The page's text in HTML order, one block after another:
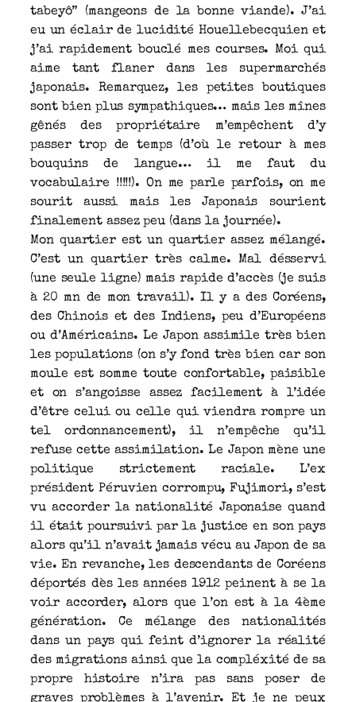
tabeyô” (mangeons de la bonne viande). J’ai
eu un éclair de lucidité Houellebecquien et
j’ai rapidement bouclé mes courses. Moi qui
aime tant flaner dans les supermarchés
japonais. Remarquez, les petites boutiques
sont bien plus sympathiques… mais les mînes
gênés des propriétaire m’empêchent d’y
passer trop de temps (d’où le retour à mes
bouquins de langue… il me faut du
vocabulaire !!!!!). On me parle parfois, on me
sourit aussi mais les Japonais sourient
finalement assez peu (dans la journée).
Mon quartier est un quartier assez mélangé.
C’est un quartier très calme. Mal désservi
(une seule ligne) mais rapide d’accès (je suis
à 20 mn de mon travail). Il y a des Coréens,
des Chinois et des Indiens, peu d’Européens
ou d’Américains. Le Japon assimile très bien
les populations (on s’y fond très bien car son
moule est somme toute confortable, paisible
et on s’angoisse assez facilement à l’idée
d’être celui ou celle qui viendra rompre un
tel ordonnancement), il n’empêche qu’il
refuse cette assimilation. Le Japon mène une
politique strictement raciale. L’ex
président Péruvien corrompu, Fujimori, s’est
vu accorder la nationalité Japonaise quand
il était poursuivi par la justice en son pays
alors qu’il n’avait jamais vécu au Japon de sa
vie. En revanche, les descendants de Coréens
déportés dès les années 1912 peinent à se la
voir accorder, alors que l’on est à la 4ème
génération. Ce mélange des nationalités
dans un pays qui feint d’ignorer la réalité
des migrations ainsi que la compléxité de sa
propre histoire n’ira pas sans poser de
graves problèmes à l’avenir. Et je ne peux